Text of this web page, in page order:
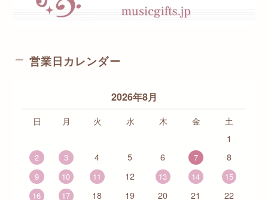
営業日カレンダー
2026年8月
日 月 火 水 木 金
土
1
2 3 4 5 6 7 8
9 10 11 12 13 14
15
16
17 18 19 20 21 22